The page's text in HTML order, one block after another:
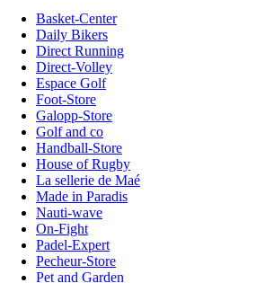
Basket-Center
Daily Bikers
Direct Running
Direct-Volley
Espace Golf
Foot-Store
Galopp-Store
Golf and co
Handball-Store
House of Rugby
La sellerie de Maé
Made in Paradis
Nauti-wave
On-Fight
Padel-Expert
Pecheur-Store
Pet and Garden